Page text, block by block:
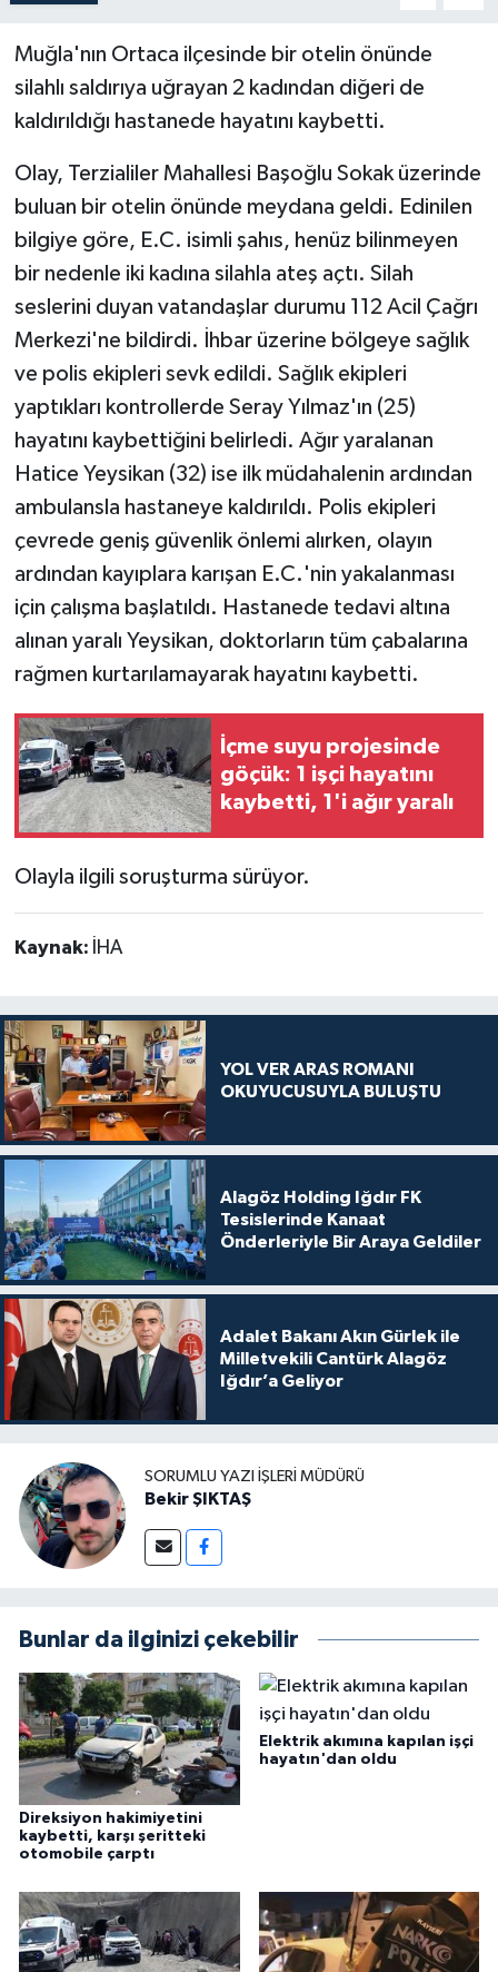
Muğla'nın Ortaca ilçesinde bir otelin önünde
silahlı saldırıya uğrayan 2 kadından diğeri de
kaldırıldığı hastanede hayatını kaybetti.
Olay, Terzialiler Mahallesi Başoğlu Sokak üzerinde
buluan bir otelin önünde meydana geldi. Edinilen
bilgiye göre, E.C. isimli şahıs, henüz bilinmeyen
bir nedenle iki kadına silahla ateş açtı. Silah
seslerini duyan vatandaşlar durumu 112 Acil Çağrı
Merkezi'ne bildirdi. İhbar üzerine bölgeye sağlık
ve polis ekipleri sevk edildi. Sağlık ekipleri
yaptıkları kontrollerde Seray Yılmaz'ın (25)
hayatını kaybettiğini belirledi. Ağır yaralanan
Hatice Yeysikan (32) ise ilk müdahalenin ardından
ambulansla hastaneye kaldırıldı. Polis ekipleri
çevrede geniş güvenlik önlemi alırken, olayın
ardından kayıplara karışan E.C.'nin yakalanması
için çalışma başlatıldı. Hastanede tedavi altına
alınan yaralı Yeysikan, doktorların tüm çabalarına
rağmen kurtarılamayarak hayatını kaybetti.
İçme suyu projesinde
göçük: 1 işçi hayatını
kaybetti, 1'i ağır yaralı
Olayla ilgili soruşturma sürüyor.
Kaynak: İHA
YOL VER ARAS ROMANI
OKUYUCUSUYLA BULUŞTU
Alagöz Holding Iğdır FK
Tesislerinde Kanaat
Önderleriyle Bir Araya Geldiler
Adalet Bakanı Akın Gürlek ile
Milletvekili Cantürk Alagöz
Iğdır’a Geliyor
SORUMLU YAZI İŞLERI MÜDÜRÜ
Bekir ŞIKTAŞ
Bunlar da ilginizi çekebilir
Direksiyon hakimiyetini
kaybetti, karşı şeritteki
otomobile çarptı
Elektrik akımına kapılan işçi
hayatın'dan oldu